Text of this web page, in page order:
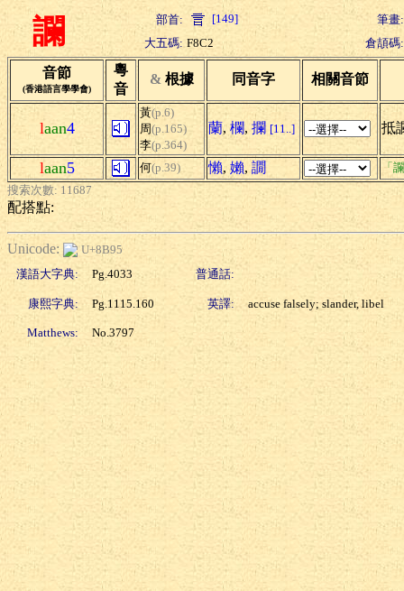
讕 部首: [149]
筆畫:
大五碼: F8C2 倉頡碼:
音節
(香港語言學學會)
粵
音
& 根據 同音字 相關音節
laan4
黃(p.6)
周(p.165)
李(p.364)
蘭, 欄, 攔 [11..] 抵
laan5 何(p.39) 懶, 嬾, 譋
「
搜索次數: 11687
配搭點:
Unicode:
U+8B95
漢語大字典:
Pg.4033 普通話:
康熙字典: Pg.1115.160 英譯: accuse falsely; slander, libel
Matthews: No.3797